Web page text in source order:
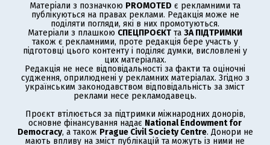
Матеріали з позначкою PROMOTED є рекламними та
публікуються на правах реклами. Редакція може не
поділяти погляди, які в них промотуються.
Матеріали з плашкою СПЕЦПРОЄКТ та ЗА ПІДТРИМКИ
також є рекламними, проте редакція бере участь у
підготовці цього контенту і поділяє думки, висловлені у
цих матеріалах.
Редакція не несе відповідальності за факти та оціночні
судження, оприлюднені у рекламних матеріалах. Згідно з
українським законодавством відповідальність за зміст
реклами несе рекламодавець.
Проєкт втілюється за підтримки міжнародних донорів,
основне фінансування надає National Endowment for
Democracy, а також Prague Civil Society Centre. Донори не
мають впливу на зміст публікацій та можуть із ними не